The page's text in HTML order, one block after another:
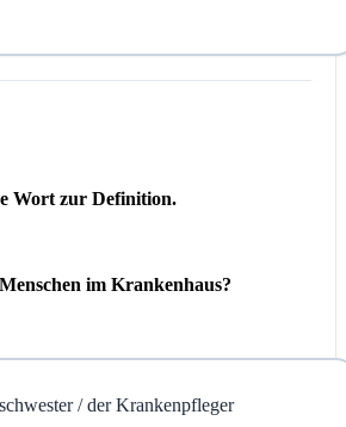
Wort zur Definition.
im Krankenhaus?
/ der Krankenpfleger